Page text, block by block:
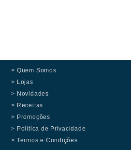
> Quem Somos
> Lojas
> Novidades
> Receitas
> Promoções
> Política de Privacidade
> Termos e Condições